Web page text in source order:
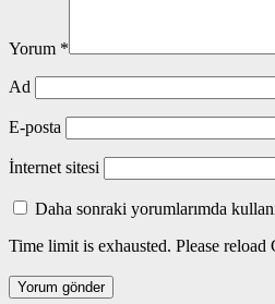
Yorum *
Ad
E-posta
İnternet sitesi
Daha sonraki yorumlarımda
Time limit is exhausted. Please